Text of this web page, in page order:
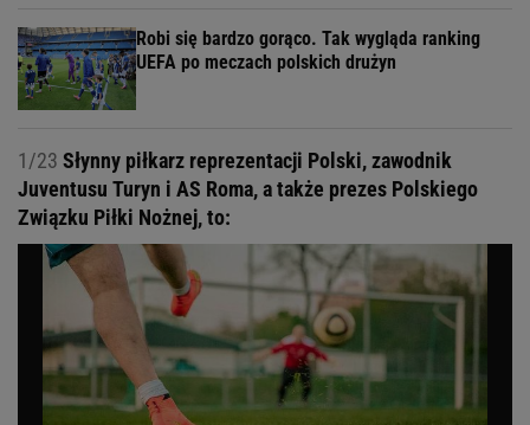
Robi się bardzo gorąco. Tak wygląda ranking
UEFA po meczach polskich drużyn
1/23 Słynny piłkarz reprezentacji Polski, zawodnik
Juventusu Turyn i AS Roma, a także prezes Polskiego
Związku Piłki Nożnej, to: